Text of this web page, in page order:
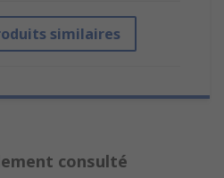
similaires
consulté